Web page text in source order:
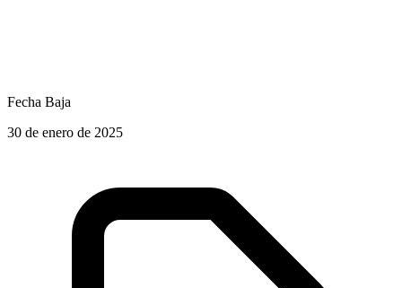
Fecha Baja
30 de enero de 2025